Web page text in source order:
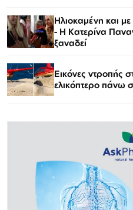
Ηλιοκαμένη και
- Η Κατερίνα
ξαναδεί
Εικόνες ντροπής
ελικόπτερο πάνω